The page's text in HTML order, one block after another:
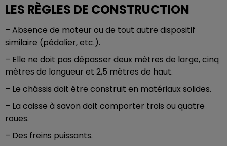
LES RÈGLES DE CONSTRUCTION
– Absence de moteur ou de tout autre dispositif
similaire (pédalier, etc.).
– Elle ne doit pas dépasser deux mètres de large, cinq
mètres de longueur et 2,5 mètres de haut.
– Le châssis doit être construit en matériaux solides.
– La caisse à savon doit comporter trois ou quatre
roues.
– Des freins puissants.